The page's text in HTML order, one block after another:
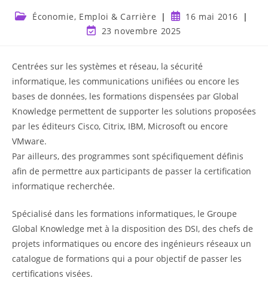
Économie, Emploi & Carrière
16 mai 2016
23 novembre 2025
Centrées sur les systèmes et réseau, la sécurité
informatique, les communications unifiées ou encore les
bases de données, les formations dispensées par Global
Knowledge permettent de supporter les solutions proposées
par les éditeurs Cisco, Citrix, IBM, Microsoft ou encore
VMware.
Par ailleurs, des programmes sont spécifiquement définis
afin de permettre aux participants de passer la certification
informatique recherchée.
Spécialisé dans les formations informatiques, le Groupe
Global Knowledge met à la disposition des DSI, des chefs de
projets informatiques ou encore des ingénieurs réseaux un
catalogue de formations qui a pour objectif de passer les
certifications visées.